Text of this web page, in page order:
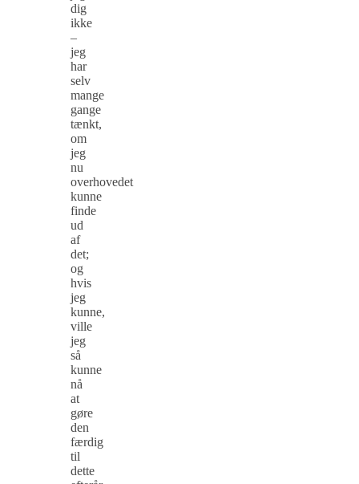
dig
ikke
–
jeg
har
selv
mange
gange
tænkt,
om
jeg
nu
overhovedet
kunne
finde
ud
af
det;
og
hvis
jeg
kunne,
ville
jeg
så
kunne
nå
at
gøre
den
færdig
til
dette